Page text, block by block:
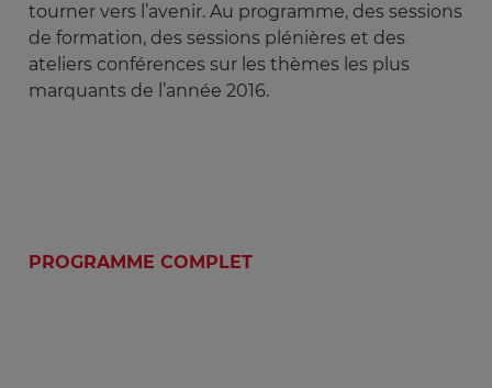
tourner vers l’avenir. Au programme, des sessions
de formation, des sessions plénières et des
ateliers conférences sur les thèmes les plus
marquants de l’année 2016.
PROGRAMME COMPLET